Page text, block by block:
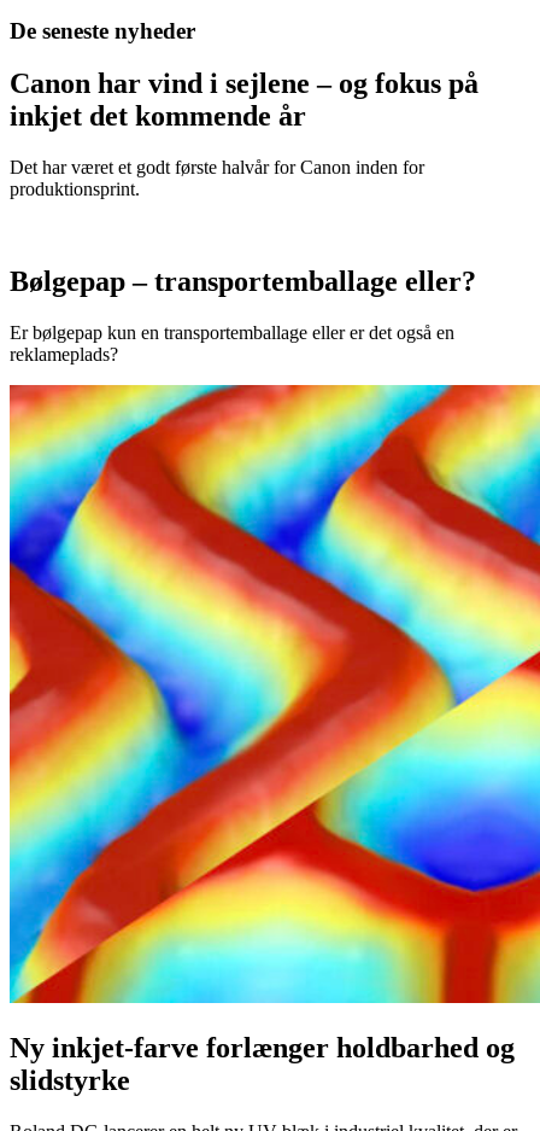
De seneste nyheder
Canon har vind i sejlene – og fokus på
inkjet det kommende år
Det har været et godt første halvår for Canon inden for
produktionsprint.
Bølgepap – transportemballage eller?
Er bølgepap kun en transportemballage eller er det også en
reklameplads?
Ny inkjet-farve forlænger holdbarhed og
slidstyrke